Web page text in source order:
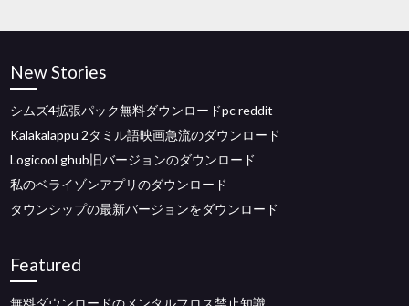
New Stories
シムズ4拡張パック無料ダウンロードpc reddit
Kalakalappu 2タミル語映画急流のダウンロード
Logicool ghub旧バージョンのダウンロード
私のベライゾンアプリのダウンロード
タウンシップの最新バージョンをダウンロード
Featured
無料ダウンロードのメンタルフロス禁止知識